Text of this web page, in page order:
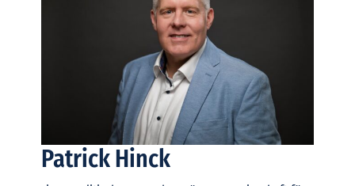
Patrick Hinck